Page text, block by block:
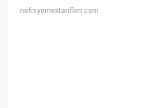
nefisyemektarifleri.com